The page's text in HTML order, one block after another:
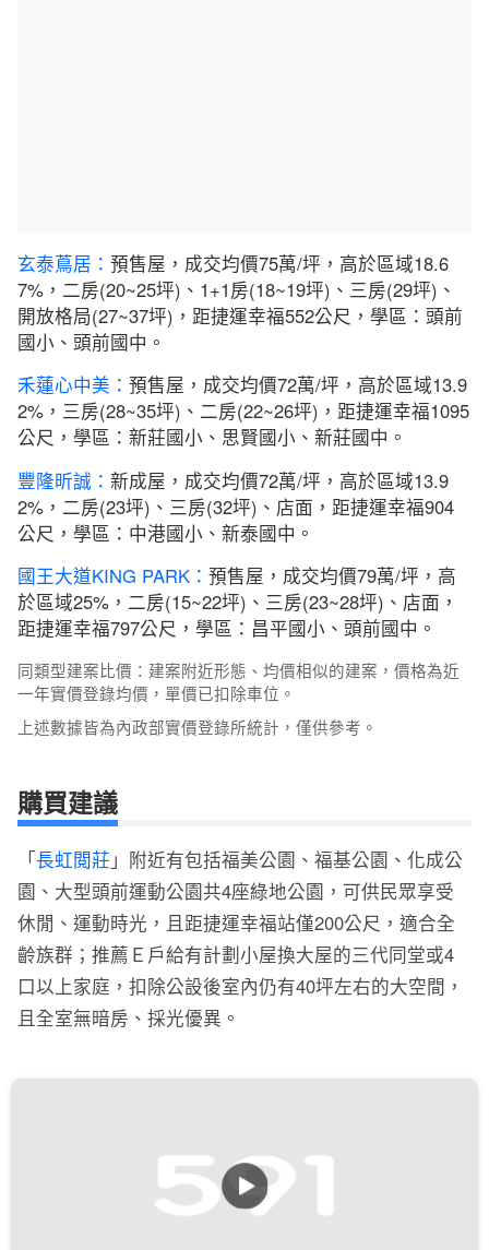
玄泰蔦居： 預售屋，成交均價75萬/坪，高於區域18.6
7%，二房(20~25坪)、1+1房(18~19坪)、三房(29坪)、
開放格局(27~37坪)，距捷運幸福552公尺，學區：頭前
國小、頭前國中。
禾蓮心中美： 預售屋，成交均價72萬/坪，高於區域13.9
2%，三房(28~35坪)、二房(22~26坪)，距捷運幸福1095
公尺，學區：新莊國小、思賢國小、新莊國中。
豐隆昕誠： 新成屋，成交均價72萬/坪，高於區域13.9
2%，二房(23坪)、三房(32坪)、店面，距捷運幸福904
公尺，學區：中港國小、新泰國中。
國王大道KING PARK： 預售屋，成交均價79萬/坪，高
於區域25%，二房(15~22坪)、三房(23~28坪)、店面，
距捷運幸福797公尺，學區：昌平國小、頭前國中。
同類型建案比價：建案附近形態、均價相似的建案，價格為近
一年實價登錄均價，單價已扣除車位。
上述數據皆為內政部實價登錄所統計，僅供參考。
購買建議
「長虹閲莊 」附近有包括福美公園、福基公園、化成公
園、大型頭前運動公園共4座綠地公園，可供民眾享受
休閒、運動時光，且距捷運幸福站僅200公尺，適合全
齡族群；推薦Ｅ戶給有計劃小屋換大屋的三代同堂或4
口以上家庭，扣除公設後室內仍有40坪左右的大空間，
且全室無暗房、採光優異。